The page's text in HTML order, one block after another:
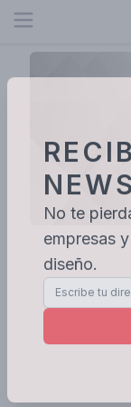
Open menu
No te
empresas
diseño.